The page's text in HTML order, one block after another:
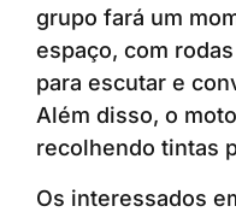
grupo fará um
espaço, com
para escutar e
Além disso, o
recolhendo tintas
Os interessados